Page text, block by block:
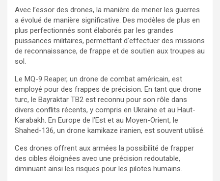
Avec l’essor des drones, la manière de mener les guerres
a évolué de manière significative. Des modèles de plus en
plus perfectionnés sont élaborés par les grandes
puissances militaires, permettant d’effectuer des missions
de reconnaissance, de frappe et de soutien aux troupes au
sol.
Le MQ-9 Reaper, un drone de combat américain, est
employé pour des frappes de précision. En tant que drone
turc, le Bayraktar TB2 est reconnu pour son rôle dans
divers conflits récents, y compris en Ukraine et au Haut-
Karabakh. En Europe de l’Est et au Moyen-Orient, le
Shahed-136, un drone kamikaze iranien, est souvent utilisé.
Ces drones offrent aux armées la possibilité de frapper
des cibles éloignées avec une précision redoutable,
diminuant ainsi les risques pour les pilotes humains.